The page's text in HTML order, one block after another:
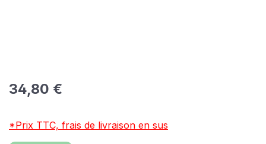
Prix régulier :
34,80 €
*Prix TTC, frais de livraison en sus